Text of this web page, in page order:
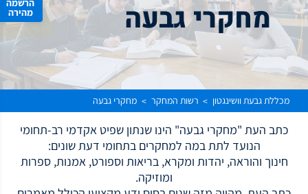
הרשמה
מהירה
מכללת גבעת וושינגטון > רשות המחקר > מחקרי גבעה
מחקרי גבעה
כתב העת "מחקרי גבעה" הינו שנתון שפיט אקדמי רב-תחומי
הנועד לתת במה למחקרים בתחומי דעת שונים:
חינוך והוראה, יהדות ומקרא, בריאות וספורט, אמנות, ספרות
ומוזיקה.